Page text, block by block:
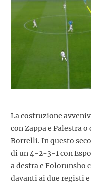
La costruzione
con Zappa e Palestra
Borrelli. In questo
di un 4-2-3-1 con
a destra e Folorunsho
davanti ai due registi